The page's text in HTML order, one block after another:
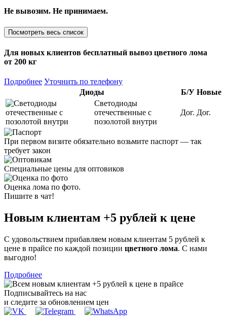
Не вывозим. Не принимаем.
Посмотреть весь список
Для новых клиентов бесплатный вывоз цветного лома
от 200 кг
Подробнее Уточнить по телефону
Диоды
Б/У Новые
Светодиоды
отечественные с
позолотой внутри
Дог. Дог.
При первом визите обязательно возьмите паспорт — так
требует закон
Специальные цены для оптовиков
Оценка лома по фото.
Пишите в чат!
Новым клиентам +5 рублей к цене
С удовольствием прибавляем новым клиентам 5 рублей к
цене в прайсе по каждой позиции цветного лома. С нами
выгодно!
Подробнее
Подписывайтесь на нас
и следите за обновлением цен